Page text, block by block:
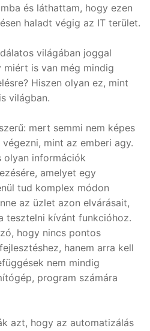
és láthattam, hogy ezen
haladt végig az IT terület.
világában joggal
is van még mindig
Hiszen olyan ez, mint
világban.
mert semmi nem képes
mint az emberi agy.
olyan információk
amelyet egy
tud komplex módon
az üzlet azon elvárásait,
tesztelni kívánt funkcióhoz.
hogy nincs pontos
hanem arra kell
nem mindig
program számára
azt, hogy az automatizálás